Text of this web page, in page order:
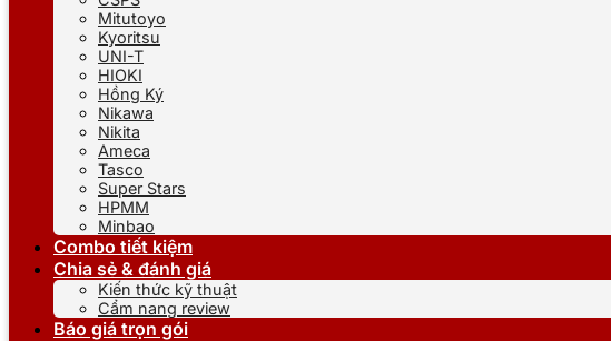
Mitutoyo
Kyoritsu
UNI-T
HIOKI
Hồng Ký
Nikawa
Nikita
Ameca
Tasco
Super Stars
HPMM
Minbao
Combo tiết kiệm
Chia sẻ & đánh giá
Kiến thức kỹ thuật
Cẩm nang review
Báo giá trọn gói